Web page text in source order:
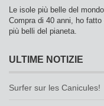
Le isole più belle del mondo.
Compra di 40 anni, ho
più belli del pianeta.
ULTIME NOTIZIE
Surfer sur les Canicules!